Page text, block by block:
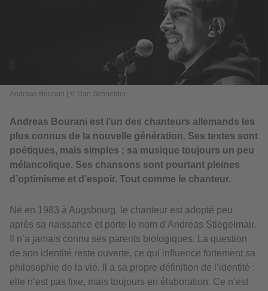
Andreas Bourani © Dan Schneider
Andreas Bourani est l’un des chanteurs allemands les
plus connus de la nouvelle génération. Ses textes sont
poétiques, mais simples ; sa musique toujours un peu
mélancolique. Ses chansons sont pourtant pleines
d’optimisme et d’espoir. Tout comme le chanteur.
Né en 1983 à Augsbourg, le chanteur est adopté peu
après sa naissance et porte le nom d’Andreas Stiegelmair.
Il n’a jamais connu ses parents biologiques. La question
de son identité reste ouverte, ce qui influence fortement sa
philosophie de la vie. Il a sa propre définition de l’identité :
elle n’est pas fixe, mais toujours en élaboration. Ce n’est